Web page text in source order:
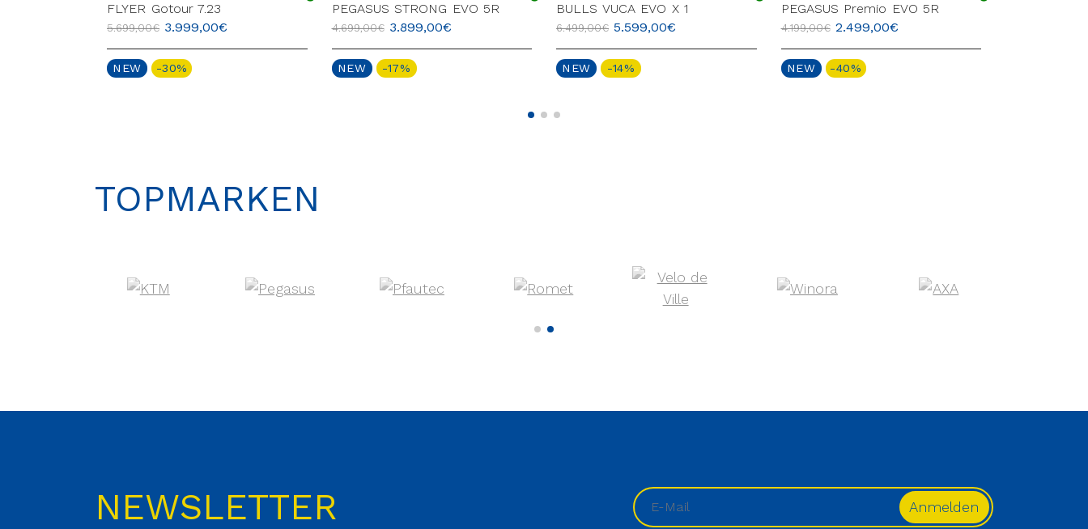
FLYER Gotour 7.23
5.699,00€ 3.999,00€
NEW -30%
PEGASUS STRONG EVO 5R
4.699,00€ 3.899,00€
NEW -17%
BULLS VUCA EVO X 1
6.499,00€ 5.599,00€
NEW -14%
PEGASUS Premio EVO 5R
4.199,00€ 2.499,00€
NEW -40%
TOPMARKEN
NEWSLETTER